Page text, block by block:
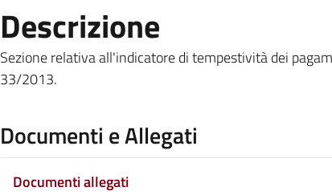
Descrizione
Sezione relativa all'indicatore di tempestività dei
33/2013.
Documenti e Allegati
Documenti allegati